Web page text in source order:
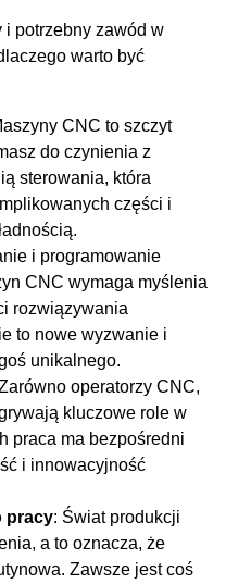
potrzebny zawód w
warto być
CNC to szczyt
do czynienia z
sterowania, która
części i
i programowanie
CNC wymaga myślenia
rozwiązywania
to nowe wyzwanie i
unikalnego.
operatorzy CNC,
kluczowe role w
praca ma bezpośredni
i innowacyjność
pracy: Świat produkcji
a to oznacza, że
Zawsze jest coś